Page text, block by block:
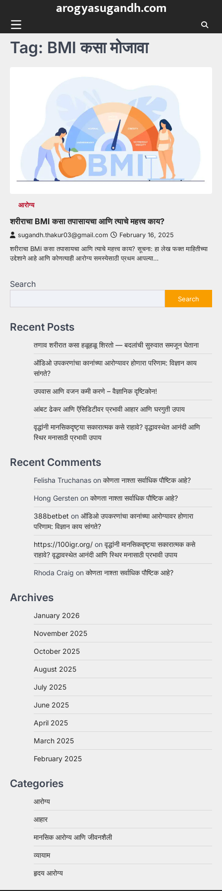
content
arogyasugandh.com
Tag: BMI कसा मोजावा
आरोग्य
शरीराचा BMI कसा तपासायचा आणि त्याचे महत्त्व काय?
sugandh.thakur03@gmail.com February 16, 2025
शरीराचा BMI कसा तपासायचा आणि त्याचे महत्त्व काय? सूचना: हा लेख फक्त माहितीच्या
उद्देशाने आहे आणि कोणत्याही आरोग्य समस्येसाठी प्रथम आपल्या…
Search
Search
Recent Posts
तणाव शरीरात कसा हळूहळू शिरतो — बदलांची सुरुवात समजून घेताना
ऑडिओ उपकरणांचा कानांच्या आरोग्यावर होणारा परिणाम: विज्ञान काय
सांगते?
उपवास आणि वजन कमी करणे – वैज्ञानिक दृष्टिकोन!
आंबट ढेकर आणि ऍसिडिटीवर प्रभावी आहार आणि घरगुती उपाय
वृद्धांनी मानसिकदृष्ट्या सकारात्मक कसे राहावे? वृद्धावस्थेत आनंदी आणि
स्थिर मनासाठी प्रभावी उपाय
Recent Comments
Felisha Truchanas on कोणता नाश्ता सर्वाधिक पौष्टिक आहे?
Hong Gersten on कोणता नाश्ता सर्वाधिक पौष्टिक आहे?
388betbet on ऑडिओ उपकरणांचा कानांच्या आरोग्यावर होणारा
परिणाम: विज्ञान काय सांगते?
https://100igr.org/ on वृद्धांनी मानसिकदृष्ट्या सकारात्मक कसे
राहावे? वृद्धावस्थेत आनंदी आणि स्थिर मनासाठी प्रभावी उपाय
Rhoda Craig on कोणता नाश्ता सर्वाधिक पौष्टिक आहे?
Archives
January 2026
November 2025
October 2025
August 2025
July 2025
June 2025
April 2025
March 2025
February 2025
Categories
आरोग्य
आहार
मानसिक आरोग्य आणि जीवनशैली
व्यायाम
हृदय आरोग्य